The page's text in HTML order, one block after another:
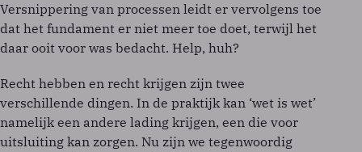
Versnippering van processen leidt er vervolgens toe
dat het fundament er niet meer toe doet, terwijl het
daar ooit voor was bedacht. Help, huh?
Recht hebben en recht krijgen zijn twee
verschillende dingen. In de praktijk kan ‘wet is wet’
namelijk een andere lading krijgen, een die voor
uitsluiting kan zorgen. Nu zijn we tegenwoordig